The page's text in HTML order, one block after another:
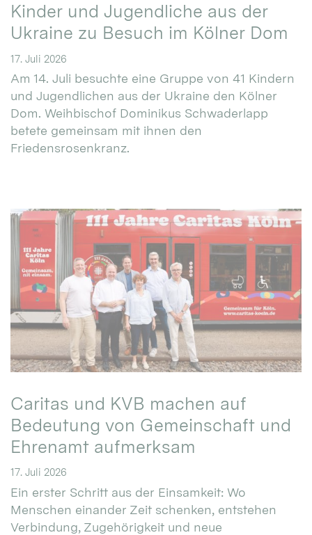
Kinder und Jugendliche aus der
Ukraine zu Besuch im Kölner Dom
17. Juli 2026
Am 14. Juli besuchte eine Gruppe von 41 Kindern
und Jugendlichen aus der Ukraine den Kölner
Dom. Weihbischof Dominikus Schwaderlapp
betete gemeinsam mit ihnen den
Friedensrosenkranz.
Caritas und KVB machen auf
Bedeutung von Gemeinschaft und
Ehrenamt aufmerksam
17. Juli 2026
Ein erster Schritt aus der Einsamkeit: Wo
Menschen einander Zeit schenken, entstehen
Verbindung, Zugehörigkeit und neue